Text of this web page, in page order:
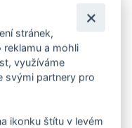
stránek,
a mohli
využíváme
svými partnery pro
ikonku štítu v levém